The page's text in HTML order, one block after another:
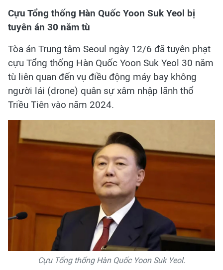
Cựu Tổng thống Hàn Quốc Yoon Suk Yeol bị
tuyên án 30 năm tù
Tòa án Trung tâm Seoul ngày 12/6 đã tuyên phạt
cựu Tổng thống Hàn Quốc Yoon Suk Yeol 30 năm
tù liên quan đến vụ điều động máy bay không
người lái (drone) quân sự xâm nhập lãnh thổ
Triều Tiên vào năm 2024.
Cựu Tổng thống Hàn Quốc Yoon Suk Yeol.